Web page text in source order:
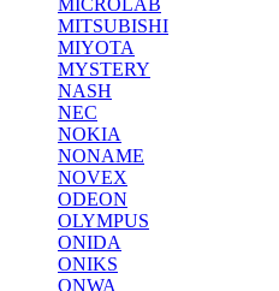
MICROLAB
MITSUBISHI
MIYOTA
MYSTERY
NASH
NEC
NOKIA
NONAME
NOVEX
ODEON
OLYMPUS
ONIDA
ONIKS
ONWA